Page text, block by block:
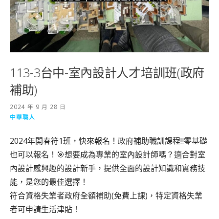
113-3台中-室內設計人才培訓班(政府
補助)
2024 年 9 月 28 日
中華職人
2024年開春符1班，快來報名！政府補助職訓課程‼️零基礎
也可以報名！🎯想要成為專業的室內設計師嗎？適合對室
內設計感興趣的設計新手，提供全面的設計知識和實務技
能，是您的最佳選擇！
符合資格失業者政府全額補助(免費上課)，特定資格失業
者可申請生活津貼！